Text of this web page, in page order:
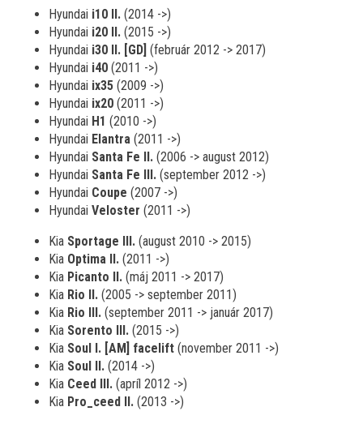
Hyundai i10 II. (2014 ->)
Hyundai i20 II. (2015 ->)
Hyundai i30 II. [GD] (február 2012 -> 2017)
Hyundai i40 (2011 ->)
Hyundai ix35 (2009 ->)
Hyundai ix20 (2011 ->)
Hyundai H1 (2010 ->)
Hyundai Elantra (2011 ->)
Hyundai Santa Fe II. (2006 -> august 2012)
Hyundai Santa Fe III. (september 2012 ->)
Hyundai Coupe (2007 ->)
Hyundai Veloster (2011 ->)
Kia Sportage III. (august 2010 -> 2015)
Kia Optima II. (2011 ->)
Kia Picanto II. (máj 2011 -> 2017)
Kia Rio II. (2005 -> september 2011)
Kia Rio III. (september 2011 -> január 2017)
Kia Sorento III. (2015 ->)
Kia Soul I. [AM] facelift (november 2011 ->)
Kia Soul II. (2014 ->)
Kia Ceed III. (apríl 2012 ->)
Kia Pro_ceed II. (2013 ->)